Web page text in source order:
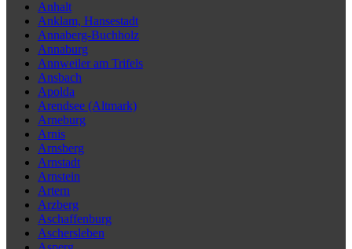
Anhalt
Anklam, Hansestadt
Annaberg-Buchholz
Annaburg
Annweiler am Trifels
Ansbach
Apolda
Arendsee (Altmark)
Arneburg
Arnis
Arnsberg
Arnstadt
Arnstein
Artern
Arzberg
Aschaffenburg
Aschersleben